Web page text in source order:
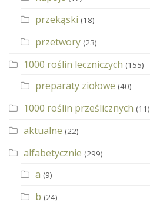
przekąski (18)
przetwory (23)
1000 roślin leczniczych (155)
preparaty ziołowe (40)
1000 roślin prześlicznych (11)
aktualne (22)
alfabetycznie (299)
a (9)
b (24)